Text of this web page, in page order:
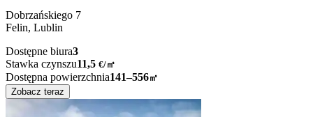
Dobrzańskiego 7
Felin, Lublin
Dostępne biura3
Stawka czynszu11,5 €/㎡
Dostępna powierzchnia141–556㎡
Zobacz teraz